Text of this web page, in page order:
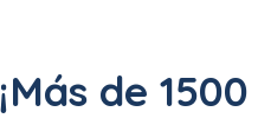
¡Más de